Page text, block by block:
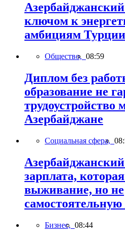
Азербайджанский
ключом к
амбициям
Общество, 08:59
Диплом без
образование не
трудоустройство
Азербайджане
Социальная сфера,
зарплата,
выживание, но не
Бизнес, 08:44